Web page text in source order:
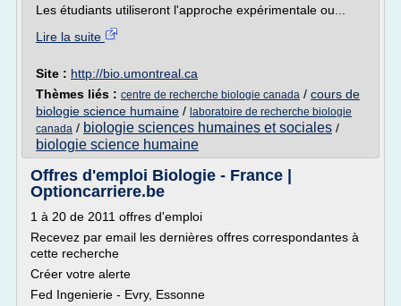
Les étudiants utiliseront l'approche expérimentale ou...
Lire la suite
Site : http://bio.umontreal.ca
Thèmes liés : centre de recherche biologie canada / cours de
biologie science humaine / laboratoire de recherche biologie
canada / biologie sciences humaines et sociales /
biologie science humaine
Offres d'emploi Biologie - France |
Optioncarriere.be
1 à 20 de 2011 offres d'emploi
Recevez par email les dernières offres correspondantes à
cette recherche
Créer votre alerte
Fed Ingenierie - Evry, Essonne